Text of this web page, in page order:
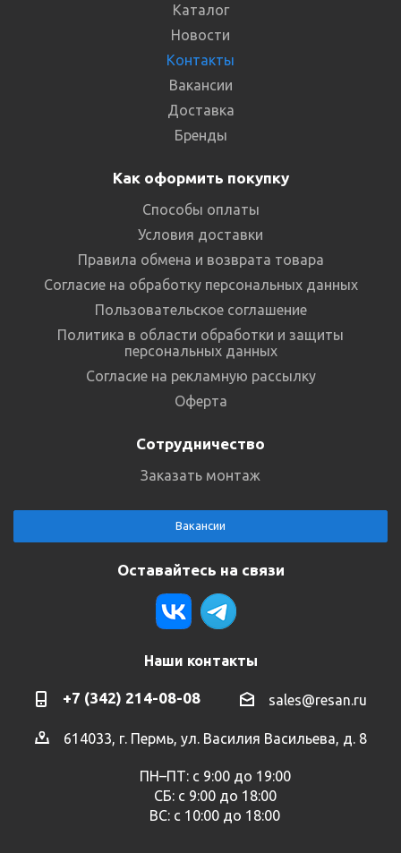
Каталог
Новости
Контакты
Вакансии
Доставка
Бренды
Как оформить покупку
Способы оплаты
Условия доставки
Правила обмена и возврата товара
Согласие на обработку персональных данных
Пользовательское соглашение
Политика в области обработки и защиты
персональных данных
Согласие на рекламную рассылку
Оферта
Сотрудничество
Заказать монтаж
Вакансии
Оставайтесь на связи
Наши контакты
+7 (342) 214-08-08 sales@resan.ru
614033, г. Пермь, ул. Василия Васильева, д. 8
ПН–ПТ: с 9:00 до 19:00
СБ: с 9:00 до 18:00
ВС: с 10:00 до 18:00